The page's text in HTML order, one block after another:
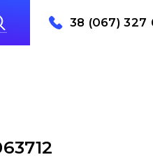
38 (067) 327